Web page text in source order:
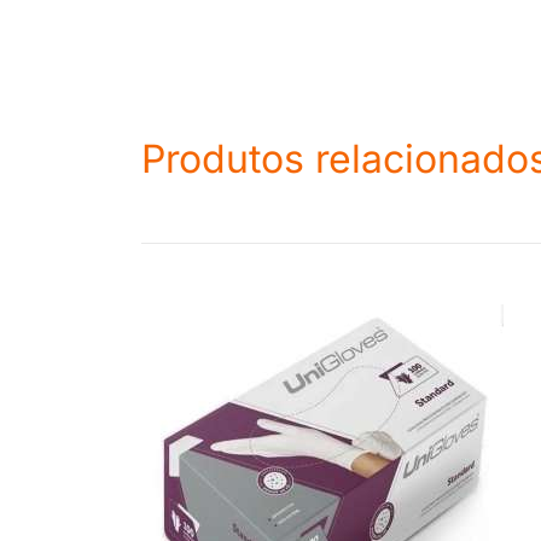
Produtos